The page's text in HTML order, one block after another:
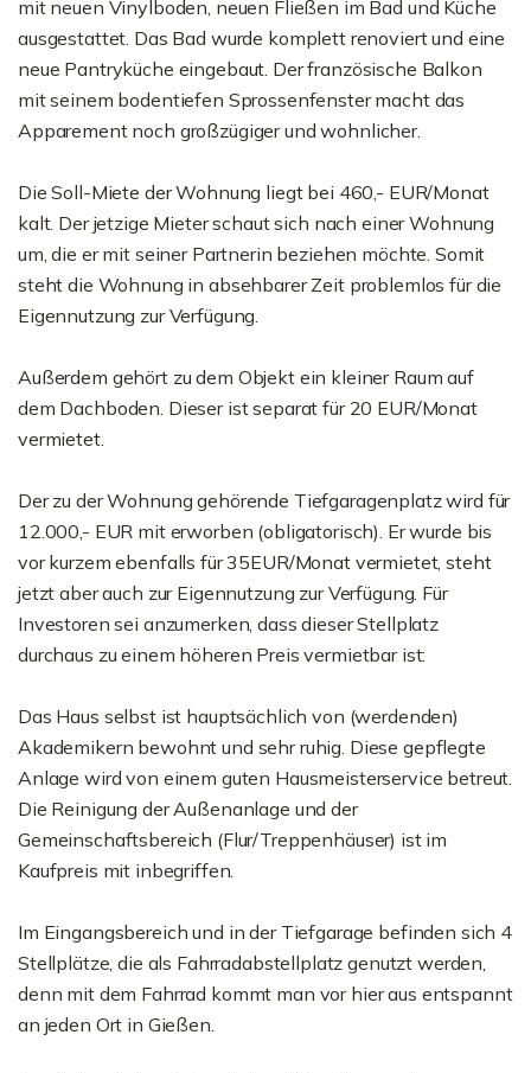
mit neuen Vinylboden, neuen Fließen im Bad und Küche
ausgestattet. Das Bad wurde komplett renoviert und eine
neue Pantryküche eingebaut. Der französische Balkon
mit seinem bodentiefen Sprossenfenster macht das
Apparement noch großzügiger und wohnlicher.
Die Soll-Miete der Wohnung liegt bei 460,- EUR/Monat
kalt. Der jetzige Mieter schaut sich nach einer Wohnung
um, die er mit seiner Partnerin beziehen möchte. Somit
steht die Wohnung in absehbarer Zeit problemlos für die
Eigennutzung zur Verfügung.
Außerdem gehört zu dem Objekt ein kleiner Raum auf
dem Dachboden. Dieser ist separat für 20 EUR/Monat
vermietet.
Der zu der Wohnung gehörende Tiefgaragenplatz wird für
12.000,- EUR mit erworben (obligatorisch). Er wurde bis
vor kurzem ebenfalls für 35EUR/Monat vermietet, steht
jetzt aber auch zur Eigennutzung zur Verfügung. Für
Investoren sei anzumerken, dass dieser Stellplatz
durchaus zu einem höheren Preis vermietbar ist:
Das Haus selbst ist hauptsächlich von (werdenden)
Akademikern bewohnt und sehr ruhig. Diese gepflegte
Anlage wird von einem guten Hausmeisterservice betreut.
Die Reinigung der Außenanlage und der
Gemeinschaftsbereich (Flur/Treppenhäuser) ist im
Kaufpreis mit inbegriffen.
Im Eingangsbereich und in der Tiefgarage befinden sich 4
Stellplätze, die als Fahrradabstellplatz genutzt werden,
denn mit dem Fahrrad kommt man vor hier aus entspannt
an jeden Ort in Gießen.